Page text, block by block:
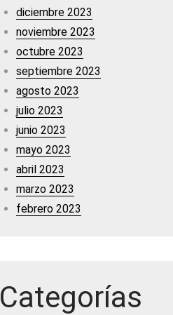
diciembre 2023
noviembre 2023
octubre 2023
septiembre 2023
agosto 2023
julio 2023
junio 2023
mayo 2023
abril 2023
marzo 2023
febrero 2023
Categorías